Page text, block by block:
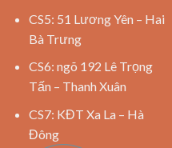
CS5: 51 Lương Yên – Hai
Bà Trưng
CS6: ngõ 192 Lê Trọng
Tấn – Thanh Xuân
CS7: KĐT Xa La – Hà
Đông